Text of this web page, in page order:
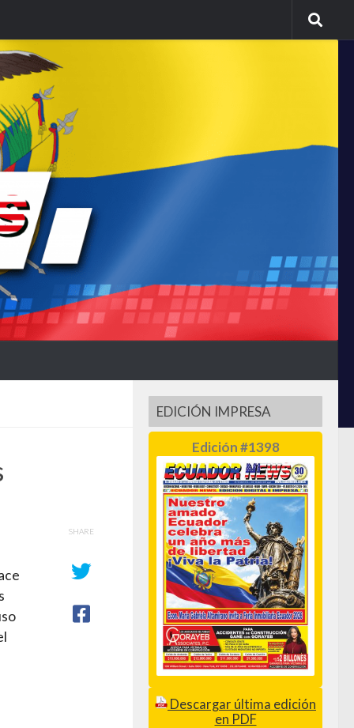
SHARE
EDICIÓN IMPRESA
Edición #1398
Descargar última edición
en PDF